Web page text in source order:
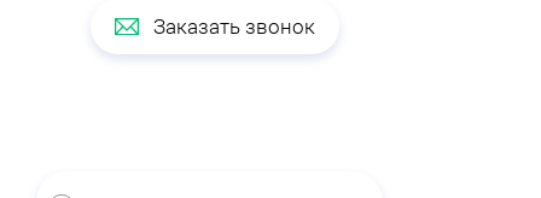
Заказать звонок